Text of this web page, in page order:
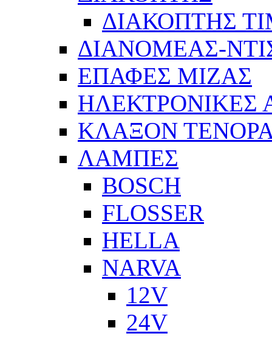
ΔΙΑΚΟΠΤΗΣ
ΔΙΑΝΟΜΕΑΣ-
ΕΠΑΦΕΣ ΜΙΖΑΣ
ΗΛΕΚΤΡΟΝΙΚΕΣ
ΚΛΑΞΟΝ
ΛΑΜΠΕΣ
BOSCH
FLOSSER
HELLA
NARVA
12V
24V